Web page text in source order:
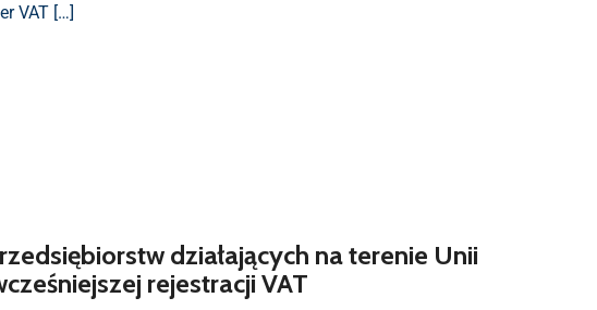
VAT […]
działających na terenie Unii
rejestracji VAT